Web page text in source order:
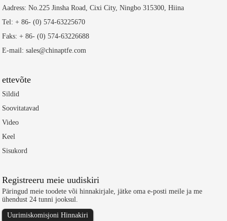
Aadress: No.225 Jinsha Road, Cixi City, Ningbo 315300, Hiina
Tel: + 86- (0) 574-63225670
Faks: + 86- (0) 574-63226688
E-mail: sales@chinaptfe.com
ettevõte
Sildid
Soovitatavad
Video
Keel
Sisukord
Registreeru meie uudiskiri
Päringud meie toodete või hinnakirjale, jätke oma e-posti meile ja me
ühendust 24 tunni jooksul.
Uurimiskomisjoni Hinnakiri